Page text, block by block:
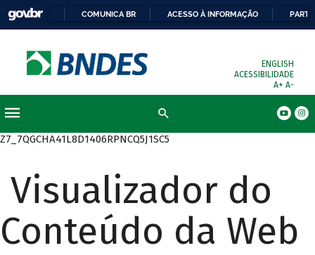
COMUNICA BR ACESSO À INFORMAÇÃO
ENGLISH
ACESSIBILIDADE
A+ A-
Z7_7QGCHA41L8D1406RPNCQ5J1SC5
Visualizador do
Conteúdo da Web